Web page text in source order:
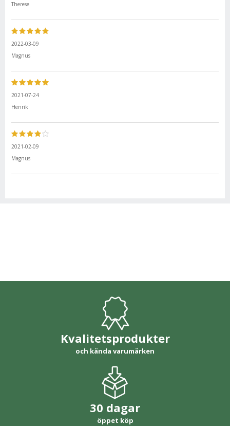
Therese
2022-03-09
Magnus
2021-07-24
Henrik
2021-02-09
Magnus
Kvalitetsprodukter
och kända varumärken
30 dagar
öppet köp